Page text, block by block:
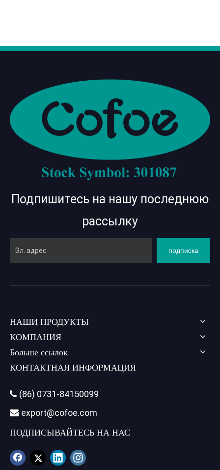
Подпишитесь на нашу последнюю
рассылку
подписка
НАШИ ПРОДУКТЫ
КОМПАНИЯ
Больше ссылок
КОНТАКТНАЯ ИНФОРМАЦИЯ
 (86) 0731-84150099
 export@cofoe.com
ПОДПИСЫВАЙТЕСЬ НА НАС